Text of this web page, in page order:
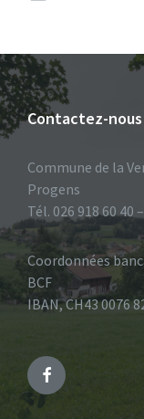
Contactez-nous
Commune de la
Progens
Tél. 026 918 60
Coordonnées
BCF
IBAN, CH43 0076
Facebook